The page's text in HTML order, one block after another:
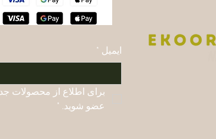
ایمیل *
عضو شوید. *